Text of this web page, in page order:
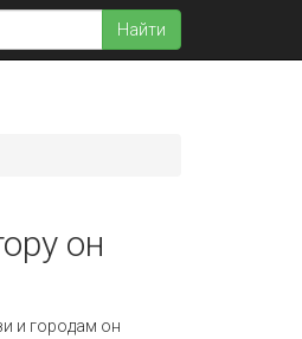
Найти
он
и городам он